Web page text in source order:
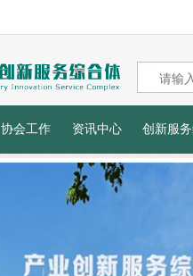
协会工作 资讯中心 创新服